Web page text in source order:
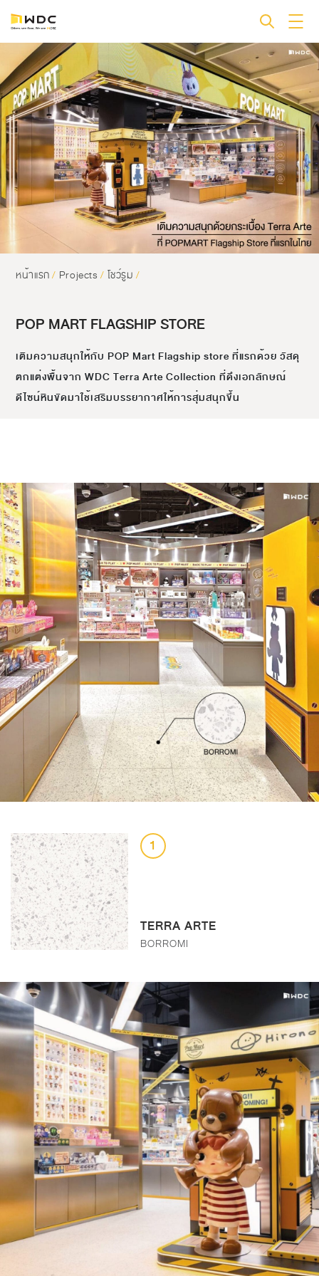
หน้าแรก/ Projects / โชว์รูม /
POP MART FLAGSHIP STORE
เติมความสนุกให้กับ POP Mart Flagship store ที่แรกด้วย วัสดุ
ตกแต่งพื้นจาก WDC Terra Arte Collection ที่ดึงเอกลักษณ์
ดีไซน์หินขัดมาใช้เสริมบรรยากาศให้การสุ่มสนุกขึ้น
1
TERRA ARTE
BORROMI